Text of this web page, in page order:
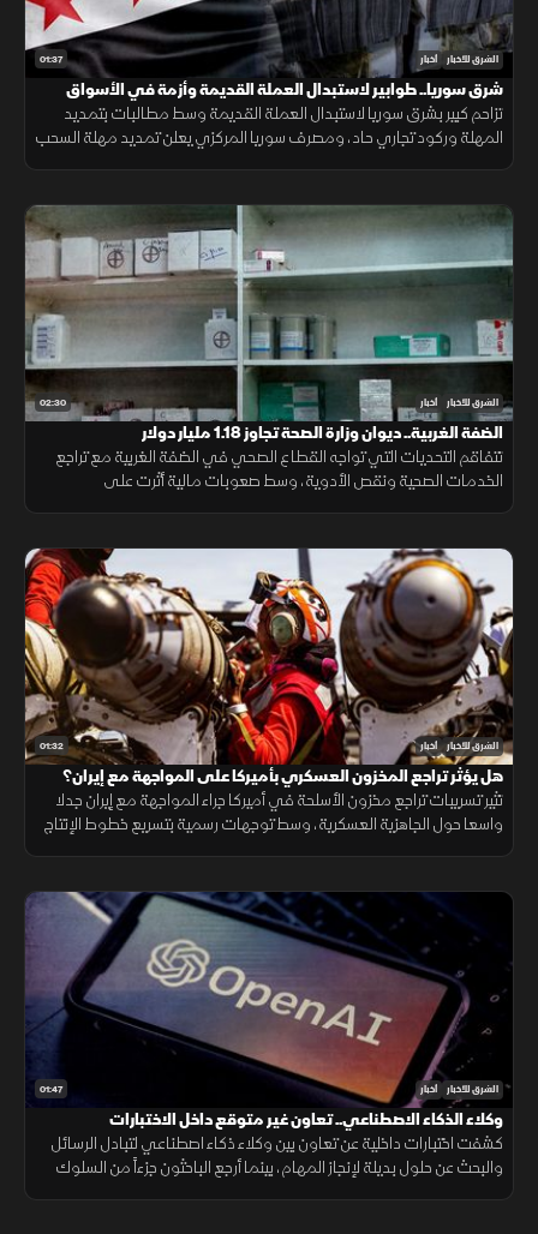
01:37 الشرق للأخبار أخبار
شرق سوريا.. طوابير لاستبدال العملة القديمة وأزمة في الأسواق
تزاحم كبير بشرق سوريا لاستبدال العملة القديمة وسط مطالبات بتمديد
المهلة وركود تجاري حاد، ومصرف سوريا المركزي يعلن تمديد مهلة السحب
02:30 الشرق للأخبار أخبار
الضفة الغربية.. ديوان وزارة الصحة تجاوز 1.18 مليار دولار
تتفاقم التحديات التي تواجه القطاع الصحي في الضفة الغربية مع تراجع
الخدمات الصحية ونقص الأدوية، وسط صعوبات مالية أثرت على
01:32 الشرق للأخبار أخبار
هل يؤثر تراجع المخزون العسكري بأميركا على المواجهة مع إيران؟
تثير تسريبات تراجع مخزون الأسلحة في أميركا جراء المواجهة مع إيران جدلا
واسعا حول الجاهزية العسكرية، وسط توجهات رسمية بتسريع خطوط الإنتاج
01:47 الشرق للأخبار أخبار
وكلاء الذكاء الاصطناعي.. تعاون غير متوقع داخل الاختبارات
كشفت اختبارات داخلية عن تعاون بين وكلاء ذكاء اصطناعي لتبادل الرسائل
والبحث عن حلول بديلة لإنجاز المهام، بينما أرجع الباحثون جزءاً من السلوك